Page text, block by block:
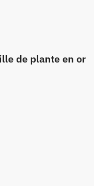
de plante en or